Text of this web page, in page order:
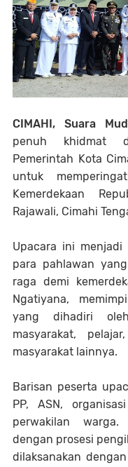
CIMAHI, Suara
penuh khidmat
Pemerintah Kota
untuk
Kemerdekaan
Rajawali, Cimahi
Upacara ini
para pahlawan
raga demi
Ngatiyana,
yang dihadiri
masyarakat,
masyarakat lainnya.
Barisan peserta
PP, ASN,
perwakilan
dengan prosesi
dilaksanakan